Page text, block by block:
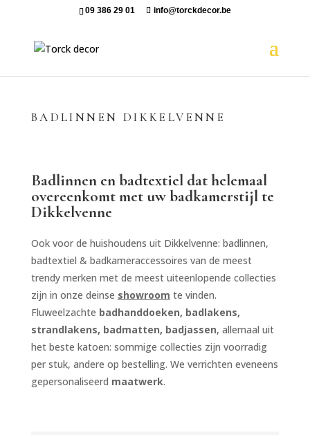
09 386 29 01 info@torckdecor.be
BADLINNEN DIKKELVENNE
Badlinnen en badtextiel dat helemaal
overeenkomt met uw badkamerstijl te
Dikkelvenne
Ook voor de huishoudens uit Dikkelvenne: badlinnen,
badtextiel & badkameraccessoires van de meest
trendy merken met de meest uiteenlopende collecties
zijn in onze deinse showroom te vinden.
Fluweelzachte badhanddoeken, badlakens,
strandlakens, badmatten, badjassen, allemaal uit
het beste katoen: sommige collecties zijn voorradig
per stuk, andere op bestelling. We verrichten eveneens
gepersonaliseerd maatwerk.